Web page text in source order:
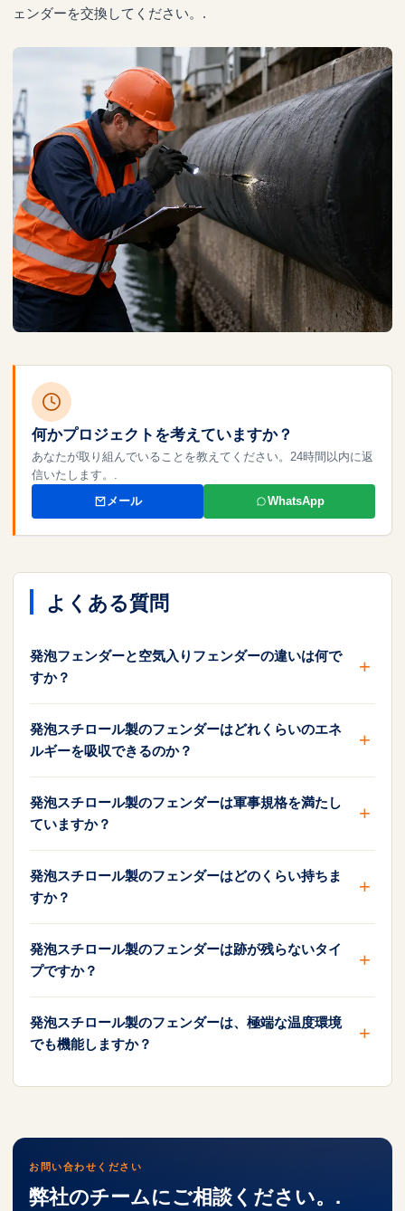
ェンダーを交換してください。.
何かプロジェクトを考えていますか？
あなたが取り組んでいることを教えてください。24時間以内に返
信いたします。.
メール
WhatsApp
よくある質問
発泡フェンダーと空気入りフェンダーの違いは何で
すか？
発泡スチロール製のフェンダーはどれくらいのエネ
ルギーを吸収できるのか？
発泡スチロール製のフェンダーは軍事規格を満たし
ていますか？
発泡スチロール製のフェンダーはどのくらい持ちま
すか？
発泡スチロール製のフェンダーは跡が残らないタイ
プですか？
発泡スチロール製のフェンダーは、極端な温度環境
でも機能しますか？
お問い合わせください
弊社のチームにご相談ください。.